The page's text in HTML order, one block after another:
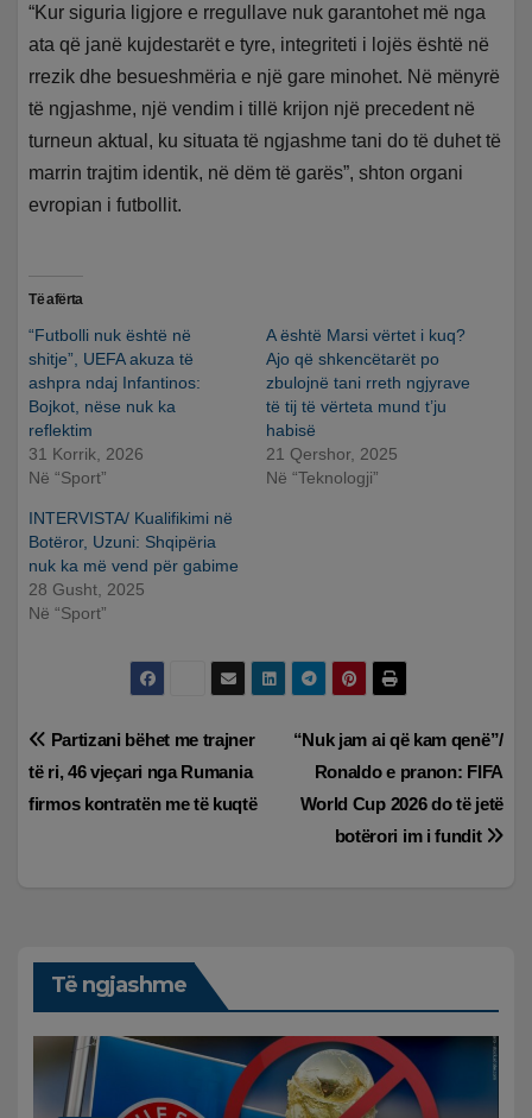
“Kur siguria ligjore e rregullave nuk garantohet më nga
ata që janë kujdestarët e tyre, integriteti i lojës është në
rrezik dhe besueshmëria e një gare minohet. Në mënyrë
të ngjashme, një vendim i tillë krijon një precedent në
turneun aktual, ku situata të ngjashme tani do të duhet të
marrin trajtim identik, në dëm të garës”, shton organi
evropian i futbollit.
Të afërta
“Futbolli nuk është në
shitje”, UEFA akuza të
ashpra ndaj Infantinos:
Bojkot, nëse nuk ka
reflektim
31 Korrik, 2026
Në “Sport”
A është Marsi vërtet i kuq?
Ajo që shkencëtarët po
zbulojnë tani rreth ngjyrave
të tij të vërteta mund t’ju
habisë
21 Qershor, 2025
Në “Teknologji”
INTERVISTA/ Kualifikimi në
Botëror, Uzuni: Shqipëria
nuk ka më vend për gabime
28 Gusht, 2025
Në “Sport”
Lëvizje
te
“Nuk jam ai që kam qenë”/
Ronaldo e pranon: FIFA
World Cup 2026 do të jetë
botërori im i fundit
Partizani bëhet me trajner
të ri, 46 vjeçari nga Rumania
firmos kontratën me të kuqtë
Të ngjashme